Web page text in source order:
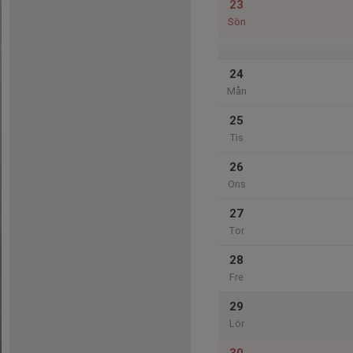
23
Sön
24
Mån
25
Tis
26
Ons
27
Tor
28
Fre
29
Lör